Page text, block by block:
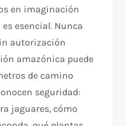
en imaginación
esencial. Nunca
autorización
amazónica puede
de camino
seguridad:
jaguares, cómo